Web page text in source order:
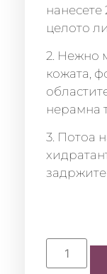
нанесете
целото
2. Нежно
кожата,
нерамна
3. Потоа